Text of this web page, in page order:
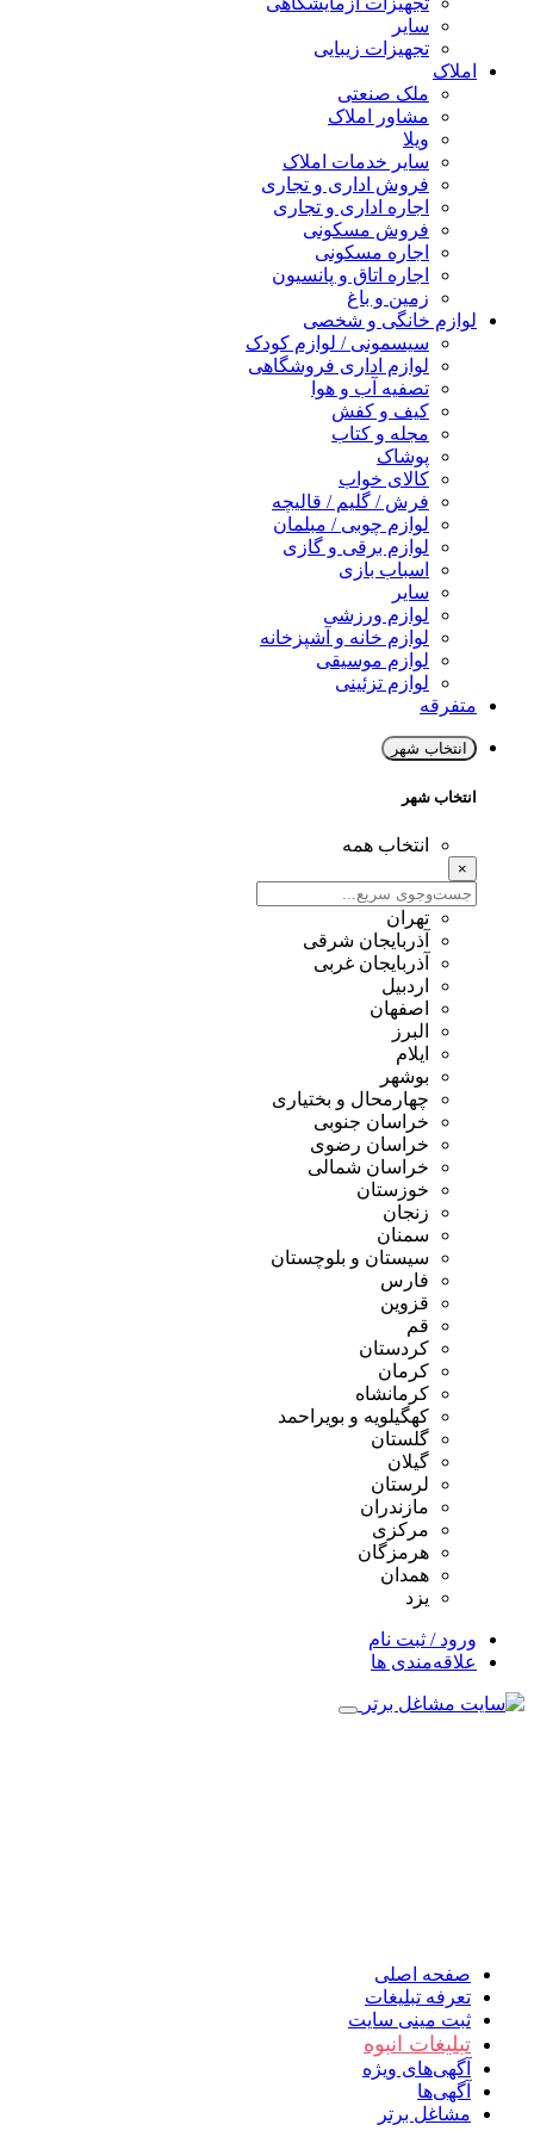
سایر
تجهیزات زیبایی
املاک
ملک صنعتی
مشاور املاک
ویلا
سایر خدمات املاک
فروش اداری و تجاری
اجاره اداری و تجاری
فروش مسکونی
اجاره مسکونی
اجاره اتاق و پانسیون
زمین و باغ
لوازم خانگی و شخصی
سیسمونی / لوازم کودک
لوازم اداری فروشگاهی
تصفیه آب و هوا
کیف و کفش
مجله و کتاب
پوشاک
کالای خواب
فرش / گلیم / قالیچه
لوازم چوبی / مبلمان
لوازم برقی و گازی
اسباب بازی
سایر
لوازم ورزشی
لوازم خانه و آشپزخانه
لوازم موسیقی
لوازم تزئینی
متفرقه
انتخاب شهر
انتخاب شهر
انتخاب همه
تهران
آذربایجان شرقی
آذربایجان غربی
اردبیل
اصفهان
البرز
ایلام
بوشهر
چهارمحال و بختیاری
خراسان جنوبی
خراسان رضوی
خراسان شمالی
خوزستان
زنجان
سمنان
سیستان و بلوچستان
فارس
قزوین
قم
کردستان
کرمان
کرمانشاه
کهگیلویه و بویراحمد
گلستان
گیلان
لرستان
مازندران
مرکزی
هرمزگان
همدان
یزد
ورود / ثبت نام
علاقه‌مندی ها
صفحه اصلی
تعرفه تبلیغات
ثبت مینی سایت
تبلیغات انبوه
آگهی‌های ویژه
آگهی‌ها
مشاغل برتر